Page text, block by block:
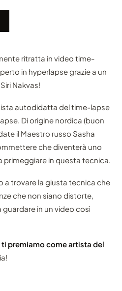
ritratta in video time-
in hyperlapse grazie a un
Nakvas!
autodidatta del time-lapse
Di origine nordica (buon
il Maestro russo Sasha
che diventerà uno
primeggiare in questa tecnica.
a trovare la giusta tecnica che
che non siano distorte,
in un video così
ti premiamo come artista del